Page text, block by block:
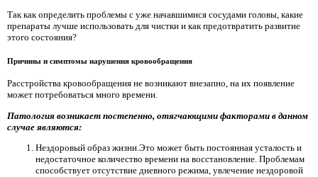
Так как определить проблемы с уже начавшимися сосудами головы, какие
препараты лучше использовать для чистки и как предотвратить развитие
этого состояния?
Причины и симптомы нарушения кровообращения
Расстройства кровообращения не возникают внезапно, на их появление
может потребоваться много времени.
Патология возникает постепенно, отягчающими факторами в данном
случае являются:
Нездоровый образ жизни.Это может быть постоянная усталость и
недостаточное количество времени на восстановление. Проблемам
способствует отсутствие дневного режима, увлечение нездоровой